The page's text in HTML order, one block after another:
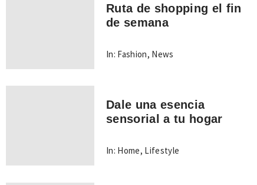
Ruta de shopping el fin
de semana
In: Fashion, News
Dale una esencia
sensorial a tu hogar
In: Home, Lifestyle